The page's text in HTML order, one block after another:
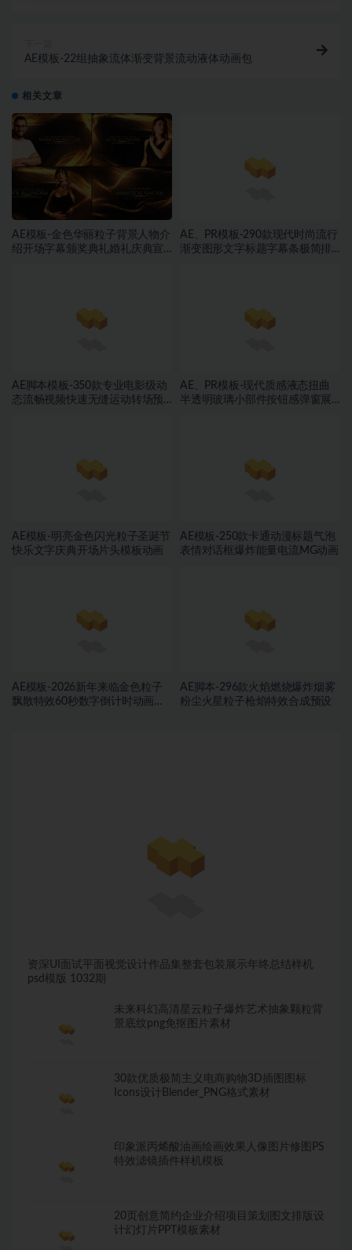
AE模板-22组抽象流体渐变背景流动液体动画包
相关文章
AE模板-金色华丽粒子背景人物介
绍开场字幕颁奖典礼婚礼庆典宣
AE、PR模板-290款现代时尚流行
渐变图形文字标题字幕条极简排
AE脚本模板-350款专业电影级动
态流畅视频快速无缝运动转场预
AE、PR模板-现代质感液态扭曲
半透明玻璃小部件按钮感弹窗展
AE模板-明亮金色闪光粒子圣诞节
快乐文字庆典开场片头模板动画
AE模板-250款卡通动漫标题气泡
表情对话框爆炸能量电流MG动画
AE模板-2026新年来临金色粒子
飘散特效60秒数字倒计时动画片
AE脚本-296款火焰燃烧爆炸烟雾
粉尘火星粒子枪焰特效合成预设
资深UI面试平面视觉设计作品集整套包装展示年终总结样机
psd模版 1032期
未来科幻高清星云粒子爆炸艺术抽象颗粒背
景底纹png免抠图片素材
30款优质极简主义电商购物3D插图图标
Icons设计Blender_PNG格式素材
印象派丙烯酸油画绘画效果人像图片修图PS
特效滤镜插件样机模板
20页创意简约企业介绍项目策划图文排版设
计幻灯片PPT模板素材